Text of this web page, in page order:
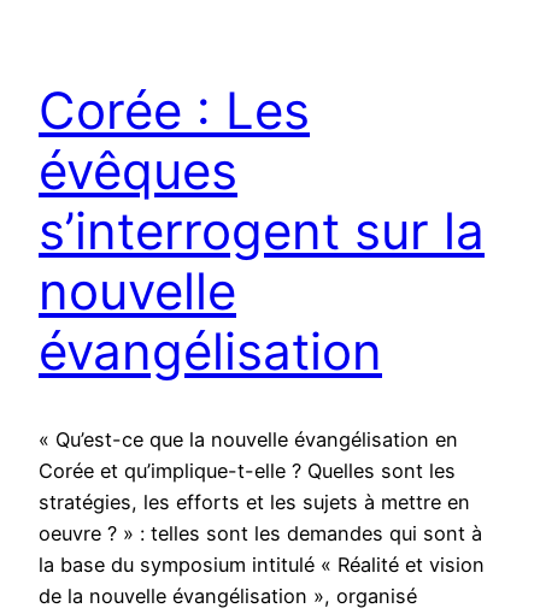
Corée : Les
évêques
s’interrogent sur la
nouvelle
évangélisation
« Qu’est-ce que la nouvelle évangélisation en
Corée et qu’implique-t-elle ? Quelles sont les
stratégies, les efforts et les sujets à mettre en
oeuvre ? » : telles sont les demandes qui sont à
la base du symposium intitulé « Réalité et vision
de la nouvelle évangélisation », organisé